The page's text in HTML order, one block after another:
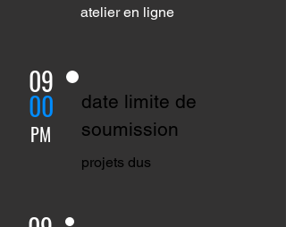
atelier en ligne
09
00
PM
date limite de
soumission
projets dus